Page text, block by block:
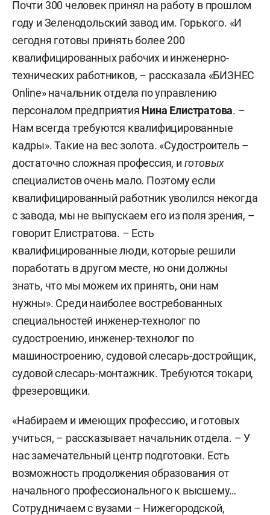
Почти 300 человек принял на работу в прошлом
году и Зеленодольский завод им. Горького. «И
сегодня готовы принять более 200
квалифицированных рабочих и инженерно-
технических работников, – рассказала «БИЗНЕС
Online» начальник отдела по управлению
персоналом предприятия Нина Елистратова. –
Нам всегда требуются квалифицированные
кадры». Такие на вес золота. «Судостроитель –
достаточно сложная профессия, и готовых
специалистов очень мало. Поэтому если
квалифицированный работник уволился некогда
с завода, мы не выпускаем его из поля зрения, –
говорит Елистратова. – Есть
квалифицированные люди, которые решили
поработать в другом месте, но они должны
знать, что мы можем их принять, они нам
нужны». Среди наиболее востребованных
специальностей инженер-технолог по
судостроению, инженер-технолог по
машиностроению, судовой слесарь-достройщик,
судовой слесарь-монтажник. Требуются токари,
фрезеровщики.
«Набираем и имеющих профессию, и готовых
учиться, – рассказывает начальник отдела. – У
нас замечательный центр подготовки. Есть
возможность продолжения образования от
начального профессионального к высшему…
Сотрудничаем с вузами – Нижегородской,